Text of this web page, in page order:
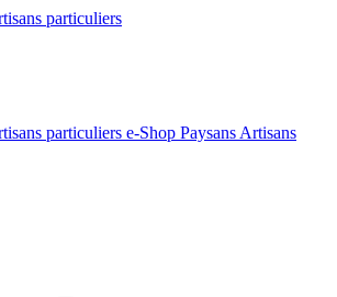
e-Shop Paysans Artisans